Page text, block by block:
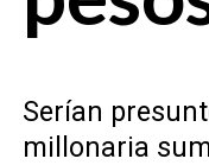
Serían
millonaria